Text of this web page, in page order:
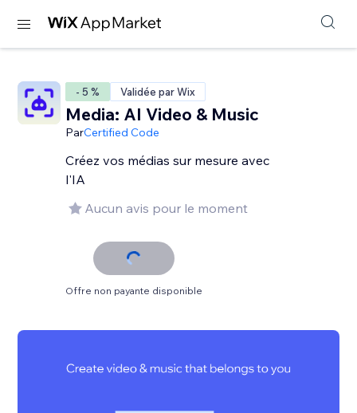
- 5 % Validée par Wix
Media: AI Video & Music
ParCertified Code
Créez vos médias sur mesure avec
l'IA
Aucun avis pour le moment
Offre non payante disponible